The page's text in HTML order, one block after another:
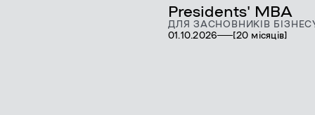
Presidents' MBA
ДЛЯ ЗАСНОВНИКІВ
01.10.2026
[20 місяців]